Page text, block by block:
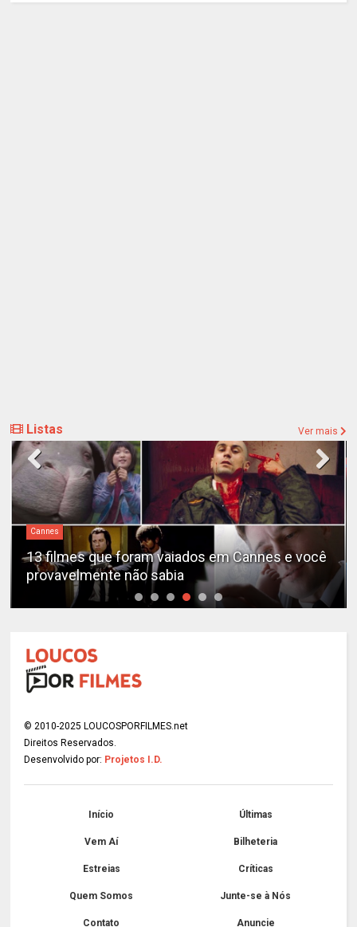
Listas Ver mais
Cannes
13 filmes que foram vaiados em Cannes e você
provavelmente não sabia
© 2010-2025 LOUCOSPORFILMES.net
Direitos Reservados.
Desenvolvido por: Projetos I.D.
Início Últimas
Vem Aí Bilheteria
Estreias Críticas
Quem Somos Junte-se à Nós
Contato Anuncie